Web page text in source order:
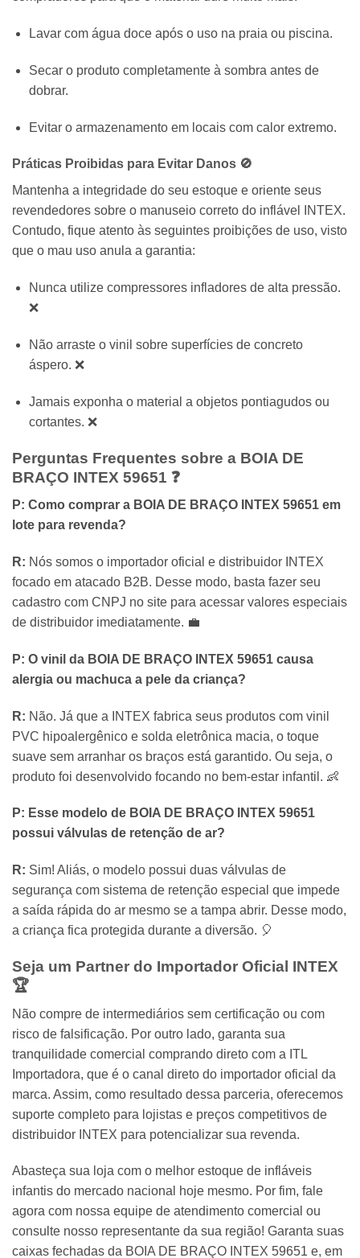
Lavar com água doce após o uso na praia ou piscina.
Secar o produto completamente à sombra antes de
dobrar.
Evitar o armazenamento em locais com calor extremo.
Práticas Proibidas para Evitar Danos 🚫
Mantenha a integridade do seu estoque e oriente seus
revendedores sobre o manuseio correto do inflável INTEX.
Contudo, fique atento às seguintes proibições de uso, visto
que o mau uso anula a garantia:
Nunca utilize compressores infladores de alta pressão.
❌
Não arraste o vinil sobre superfícies de concreto
áspero. ❌
Jamais exponha o material a objetos pontiagudos ou
cortantes. ❌
Perguntas Frequentes sobre a BOIA DE
BRAÇO INTEX 59651 ❓
P: Como comprar a BOIA DE BRAÇO INTEX 59651 em
lote para revenda?
R: Nós somos o importador oficial e distribuidor INTEX
focado em atacado B2B. Desse modo, basta fazer seu
cadastro com CNPJ no site para acessar valores especiais
de distribuidor imediatamente. 💼
P: O vinil da BOIA DE BRAÇO INTEX 59651 causa
alergia ou machuca a pele da criança?
R: Não. Já que a INTEX fabrica seus produtos com vinil
PVC hipoalergênico e solda eletrônica macia, o toque
suave sem arranhar os braços está garantido. Ou seja, o
produto foi desenvolvido focando no bem-estar infantil. 👶
P: Esse modelo de BOIA DE BRAÇO INTEX 59651
possui válvulas de retenção de ar?
R: Sim! Aliás, o modelo possui duas válvulas de
segurança com sistema de retenção especial que impede
a saída rápida do ar mesmo se a tampa abrir. Desse modo,
a criança fica protegida durante a diversão. 🎈
Seja um Partner do Importador Oficial INTEX
🏆
Não compre de intermediários sem certificação ou com
risco de falsificação. Por outro lado, garanta sua
tranquilidade comercial comprando direto com a ITL
Importadora, que é o canal direto do importador oficial da
marca. Assim, como resultado dessa parceria, oferecemos
suporte completo para lojistas e preços competitivos de
distribuidor INTEX para potencializar sua revenda.
Abasteça sua loja com o melhor estoque de infláveis
infantis do mercado nacional hoje mesmo. Por fim, fale
agora com nossa equipe de atendimento comercial ou
consulte nosso representante da sua região! Garanta suas
caixas fechadas da BOIA DE BRAÇO INTEX 59651 e, em